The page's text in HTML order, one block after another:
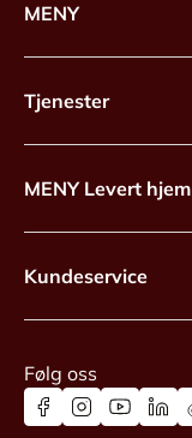
MENY
Tjenester
MENY Levert hjem
Kundeservice
Følg oss